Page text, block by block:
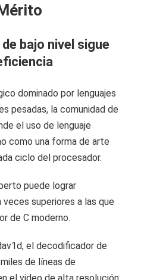
bajo nivel sigue
dominado por lenguajes
pesadas, la comunidad de
el uso de lenguaje
como una forma de arte
ciclo del procesador.
puede lograr
superiores a las que
de C moderno.
el decodificador de
de líneas de
el video de alta resolución